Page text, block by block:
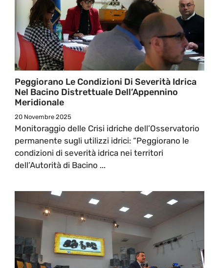
Peggiorano Le Condizioni Di Severità Idrica
Nel Bacino Distrettuale Dell’Appennino
Meridionale
20 Novembre 2025
Monitoraggio delle Crisi idriche dell’Osservatorio
permanente sugli utilizzi idrici: “Peggiorano le
condizioni di severità idrica nei territori
dell’Autorità di Bacino ...